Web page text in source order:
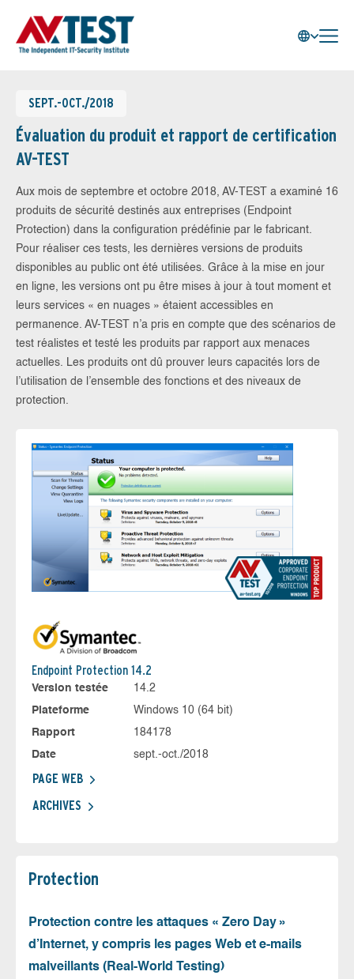
SEPT.-OCT./2018
Évaluation du produit et rapport de certification
AV-TEST
Aux mois de septembre et octobre 2018, AV-TEST a examiné 16
produits de sécurité destinés aux entreprises (Endpoint
Protection) dans la configuration prédéfinie par le fabricant.
Pour réaliser ces tests, les dernières versions de produits
disponibles au public ont été utilisées. Grâce à la mise en jour
en ligne, les versions ont pu être mises à jour à tout moment et
leurs services « en nuages » étaient accessibles en
permanence. AV-TEST n’a pris en compte que des scénarios de
test réalistes et testé les produits par rapport aux menaces
actuelles. Les produits ont dû prouver leurs capacités lors de
l’utilisation de l’ensemble des fonctions et des niveaux de
protection.
Endpoint Protection 14.2
Version testée
14.2
Plateforme
Windows 10 (64 bit)
Rapport
184178
Date
sept.-oct./2018
PAGE WEB
ARCHIVES
Protection
Protection contre les attaques « Zero Day »
d’Internet, y compris les pages Web et e-mails
malveillants (Real-World Testing)